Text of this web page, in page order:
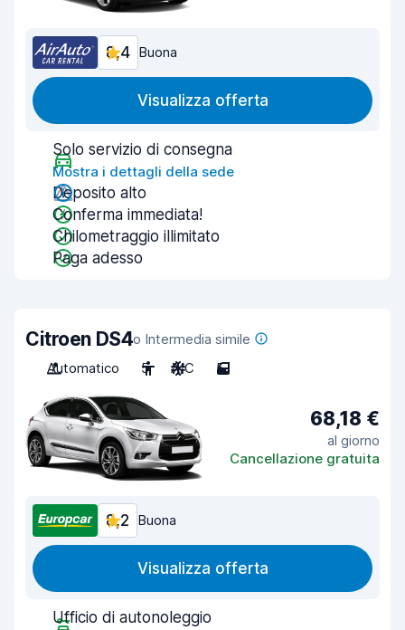
8,4 Buona
Visualizza offerta
Solo servizio di consegna
Mostra i dettagli della sede
Deposito alto
Conferma immediata!
Chilometraggio illimitato
Paga adesso
Citroen DS4o Intermedia simile
Automatico
5 A/C 5
68,18 €
al giorno
Cancellazione gratuita
8,2 Buona
Visualizza offerta
Ufficio di autonoleggio